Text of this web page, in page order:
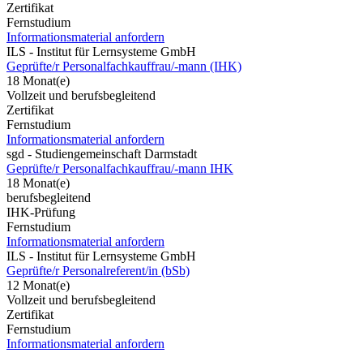
Zertifikat
Fernstudium
Informationsmaterial anfordern
ILS - Institut für Lernsysteme GmbH
Geprüfte/r Personalfachkauffrau/-mann (IHK)
18 Monat(e)
Vollzeit und berufsbegleitend
Zertifikat
Fernstudium
Informationsmaterial anfordern
sgd - Studiengemeinschaft Darmstadt
Geprüfte/r Personalfachkauffrau/-mann IHK
18 Monat(e)
berufsbegleitend
IHK-Prüfung
Fernstudium
Informationsmaterial anfordern
ILS - Institut für Lernsysteme GmbH
Geprüfte/r Personalreferent/in (bSb)
12 Monat(e)
Vollzeit und berufsbegleitend
Zertifikat
Fernstudium
Informationsmaterial anfordern